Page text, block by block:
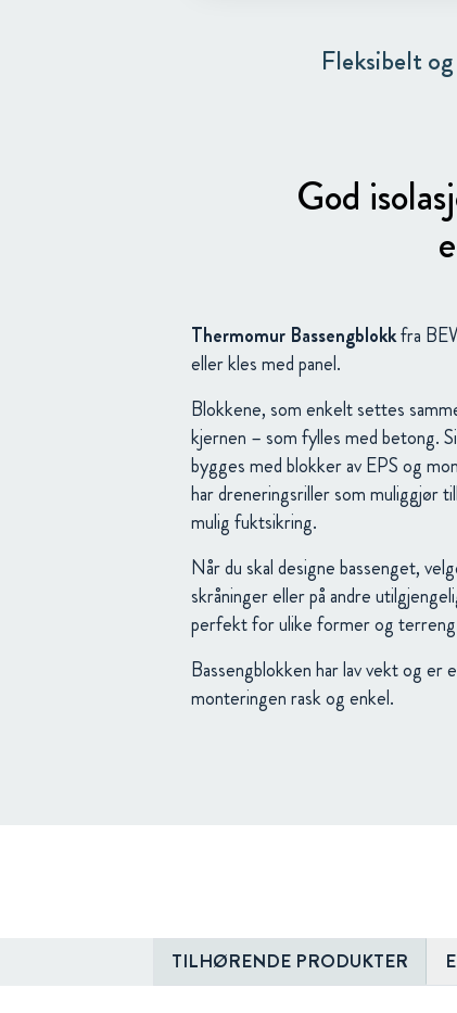
Fleksibelt
God
Thermomur Bassengblokkfra
eller kles med panel.
Blokkene, som enkelt settes
kjernen – som fylles med betong.
bygges med blokker av EPS og
har dreneringsriller som muliggjør
mulig fuktsikring.
Når du skal designe bassenget,
skråninger eller på andre
perfekt for ulike former og
Bassengblokken har lav vekt og er
monteringen rask og enkel.
TILHØRENDE PRODUKTER